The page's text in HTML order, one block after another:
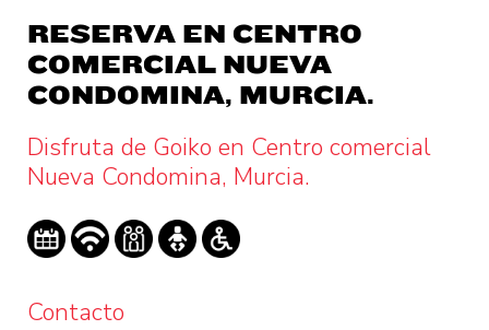
RESERVA EN CENTRO
COMERCIAL NUEVA
CONDOMINA, MURCIA.
Disfruta de Goiko en Centro comercial
Nueva Condomina, Murcia.
Contacto